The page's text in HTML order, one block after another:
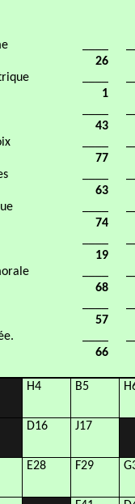
26
1
43
77
63
74
19
68
57
66
H4 B5
D16 J17
E28 F29